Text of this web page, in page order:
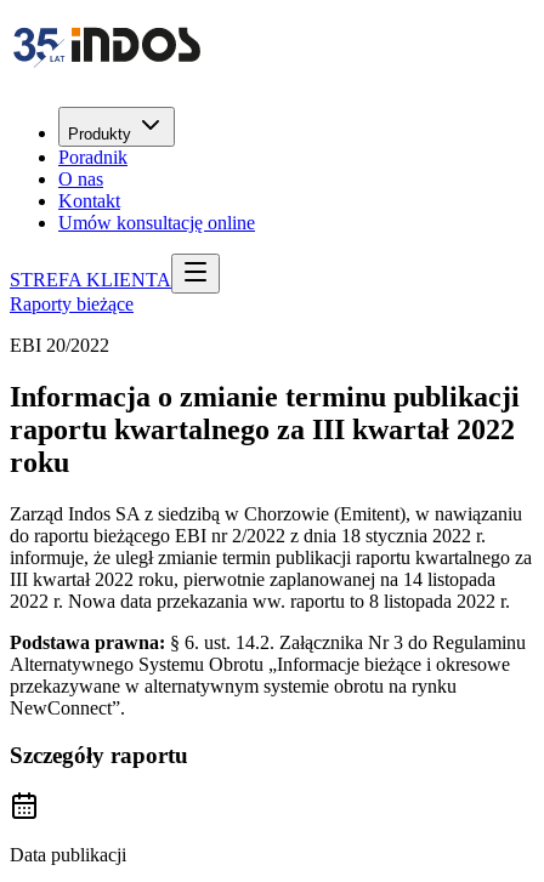
Produkty
Poradnik
O nas
Kontakt
Umów konsultację online
STREFA KLIENTA
Raporty bieżące
EBI 20/2022
Informacja o zmianie terminu publikacji
raportu kwartalnego za III kwartał 2022
roku
Zarząd Indos SA z siedzibą w Chorzowie (Emitent), w nawiązaniu
do raportu bieżącego EBI nr 2/2022 z dnia 18 stycznia 2022 r.
informuje, że uległ zmianie termin publikacji raportu kwartalnego za
III kwartał 2022 roku, pierwotnie zaplanowanej na 14 listopada
2022 r. Nowa data przekazania ww. raportu to 8 listopada 2022 r.
Podstawa prawna: § 6. ust. 14.2. Załącznika Nr 3 do Regulaminu
Alternatywnego Systemu Obrotu „Informacje bieżące i okresowe
przekazywane w alternatywnym systemie obrotu na rynku
NewConnect”.
Szczegóły raportu
Data publikacji